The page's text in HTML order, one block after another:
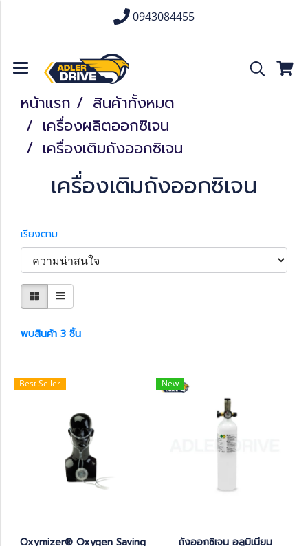
0943084455
หน้าแรก
สินค้าทั้งหมด
เครื่องผลิตออกซิเจน
เครื่องเติมถังออกซิเจน
เครื่องเติมถังออกซิเจน
เรียงตาม
พบสินค้า 3 ชิ้น
Best Seller
Oxymizer® Oxygen Saving
New
ถังออกซิเจน อลูมิเนียม